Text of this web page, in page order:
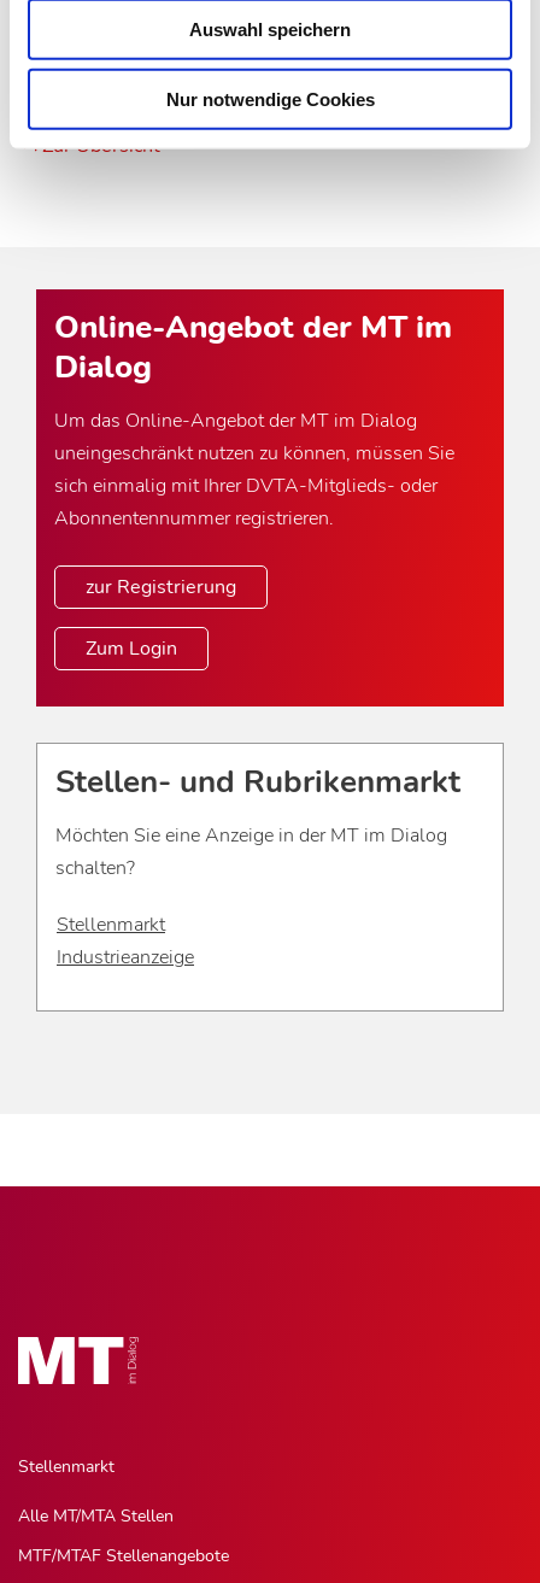
Auswahl speichern
Nur notwendige Cookies
die kardiovaskulären Erkrankungen dar.
Zur Übersicht
Online-Angebot der MT im
Dialog
Um das Online-Angebot der MT im Dialog
uneingeschränkt nutzen zu können, müssen Sie
sich einmalig mit Ihrer DVTA-Mitglieds- oder
Abonnentennummer registrieren.
zur Registrierung
Zum Login
Stellen- und Rubrikenmarkt
Möchten Sie eine Anzeige in der MT im Dialog
schalten?
Stellenmarkt
Industrieanzeige
Stellenmarkt
Alle MT/MTA Stellen
MTF/MTAF Stellenangebote